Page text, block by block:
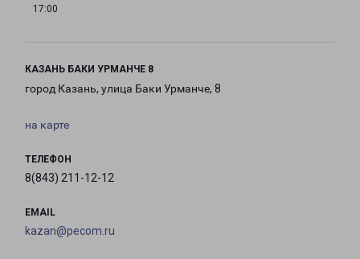
17:00
КАЗАНЬ БАКИ УРМАНЧЕ 8
город Казань, улица Баки Урманче, 8
на карте
ТЕЛЕФОН
8(843) 211-12-12
EMAIL
kazan@pecom.ru